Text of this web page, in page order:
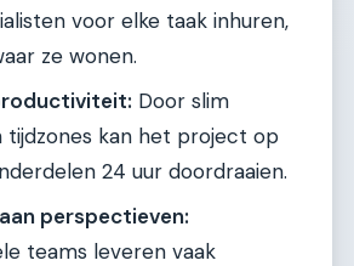
voor elke taak inhuren,
ze wonen.
Door slim
tijdzones kan het project op
24 uur doordraaien.
perspectieven:
teams leveren vaak